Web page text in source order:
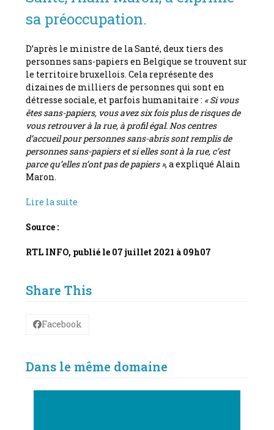
sa préoccupation.
D’après le ministre de la Santé, deux tiers des
personnes sans-papiers en Belgique se trouvent sur
le territoire bruxellois. Cela représente des
dizaines de milliers de personnes qui sont en
détresse sociale, et parfois humanitaire : « Si vous
êtes sans-papiers, vous avez six fois plus de risques de
vous retrouver à la rue, à profil égal. Nos centres
d’accueil pour personnes sans-abris sont remplis de
personnes sans-papiers et si elles sont à la rue, c’est
parce qu’elles n’ont pas de papiers », a expliqué Alain
Maron.
Lire la suite
Source :
RTL INFO, publié le 07 juillet 2021 à 09h07
Share This
Facebook
Dans le même domaine